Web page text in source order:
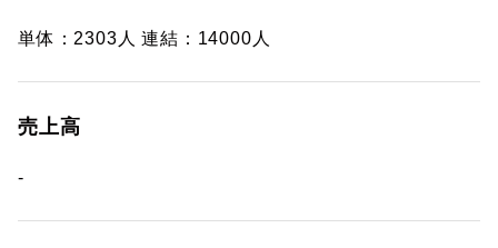
単体：2303人 連結：14000人
売上高
-